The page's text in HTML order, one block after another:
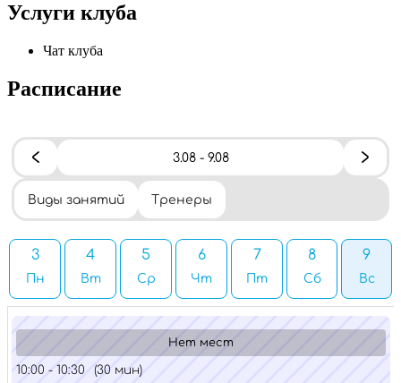
Услуги клуба
Чат клуба
Расписание